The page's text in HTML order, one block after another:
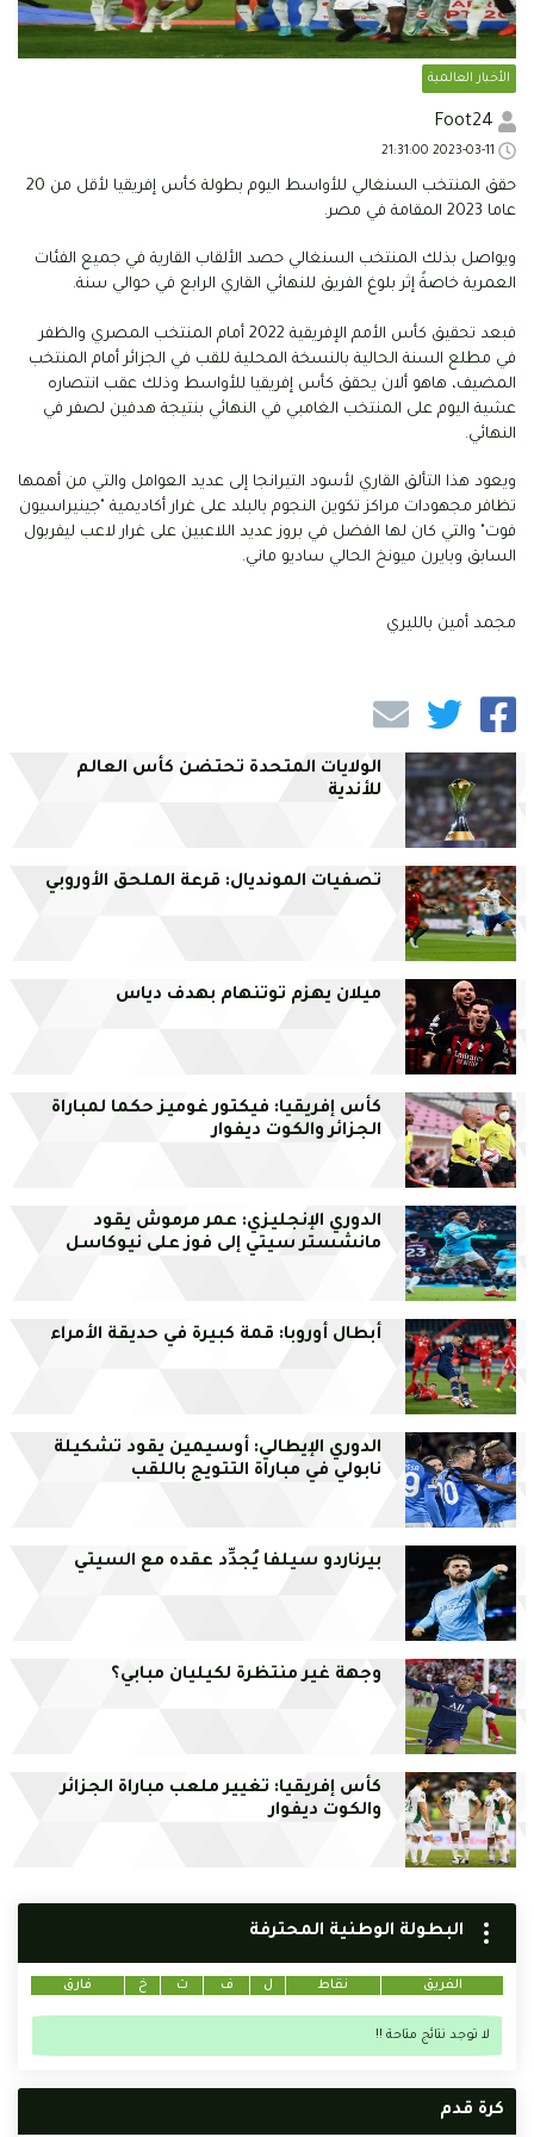
الأخبار العالمية
حقق المنتخب السنغالي للأواسط اليوم بطولة كأس إفريقيا لأقل من 20
عاما 2023 المقامة في مصر.
ويواصل بذلك المنتخب السنغالي حصد الألقاب القارية في جميع الفئات
العمرية خاصةً إثر بلوغ الفريق للنهائي القاري الرابع في حوالي سنة.
فبعد تحقيق كأس الأمم الإفريقية 2022 أمام المنتخب المصري والظفر
في مطلع السنة الحالية بالنسخة المحلية للقب في الجزائر أمام المنتخب
المضيف، هاهو ألان يحقق كأس إفريقيا للأواسط وذلك عقب انتصاره
عشية اليوم على المنتخب الغامبي في النهائي بنتيجة هدفين لصفر في
النهائي.
ويعود هذا التألق القاري لأسود التيرانجا إلى عديد العوامل والتي من أهمها
تظافر مجهودات مراكز تكوين النجوم بالبلد على غرار أكاديمية "جينيراسيون
فوت" والتي كان لها الفضل في بروز عديد اللاعبين على غرار لاعب ليفربول
السابق وبايرن ميونخ الحالي ساديو ماني.
مجمد أمين بالليري
الولايات المتحدة تحتضن كأس العالم
للأندية
تصفيات المونديال: قرعة الملحق الأوروبي
ميلان يهزم توتنهام بهدف دياس
كأس إفريقيا: فيكتور غوميز حكما لمباراة
الجزائر والكوت ديفوار
الدوري الإنجليزي: عمر مرموش يقود
مانشستر سيتي إلى فوز على نيوكاسل
أبطال أوروبا: قمة كبيرة في حديقة الأمراء
الدوري الإيطالي: أوسيمين يقود تشكيلة
نابولي في مباراة التتويج باللقب
بيرناردو سيلفا يُجدِّد عقده مع السيتي
وجهة غير منتظرة لكيليان مبابي؟
كأس إفريقيا: تغيير ملعب مباراة الجزائر
والكوت ديفوار
البطولة الوطنية المحترفة
الفريق نقاط ل ف ت خ فارق
لا توجد نتائج متاحة !!
كرة قدم